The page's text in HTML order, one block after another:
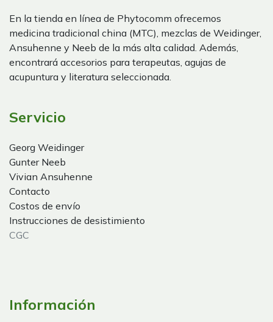
En la tienda en línea de Phytocomm ofrecemos
medicina tradicional china (MTC), mezclas de Weidinger,
Ansuhenne y Neeb de la más alta calidad. Además,
encontrará accesorios para terapeutas, agujas de
acupuntura y literatura seleccionada.
Servicio
Georg Weidinger
Gunter Neeb
Vivian Ansuhenne
Contacto
Costos de envío
Instrucciones de desistimiento
CGC
Información